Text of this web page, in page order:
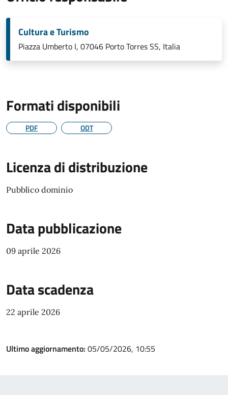
Cultura e Turismo
Piazza Umberto I, 07046 Porto Torres SS, Italia
Formati disponibili
PDF ODT
Licenza di distribuzione
Pubblico dominio
Data pubblicazione
09 aprile 2026
Data scadenza
22 aprile 2026
Ultimo aggiornamento: 05/05/2026, 10:55